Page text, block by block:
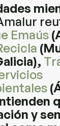
Emaús
y